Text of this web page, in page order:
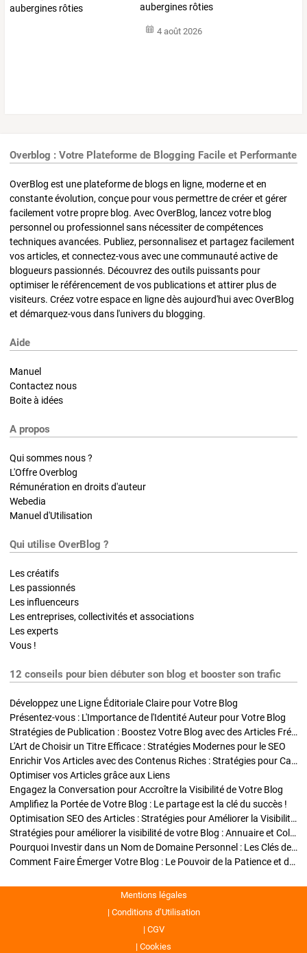
aubergines rôties
4 août 2026
Overblog : Votre Plateforme de Blogging Facile et Performante
OverBlog est une plateforme de blogs en ligne, moderne et en
constante évolution, conçue pour vous permettre de créer et gérer
facilement votre propre blog. Avec OverBlog, lancez votre blog
personnel ou professionnel sans nécessiter de compétences
techniques avancées. Publiez, personnalisez et partagez facilement
vos articles, et connectez-vous avec une communauté active de
blogueurs passionnés. Découvrez des outils puissants pour
optimiser le référencement de vos publications et attirer plus de
visiteurs. Créez votre espace en ligne dès aujourd'hui avec OverBlog
et démarquez-vous dans l'univers du blogging.
Aide
Manuel
Contactez nous
Boite à idées
A propos
Qui sommes nous ?
L'Offre Overblog
Rémunération en droits d'auteur
Webedia
Manuel d'Utilisation
Qui utilise OverBlog ?
Les créatifs
Les passionnés
Les influenceurs
Les entreprises, collectivités et associations
Les experts
Vous !
12 conseils pour bien débuter son blog et booster son trafic
Développez une Ligne Éditoriale Claire pour Votre Blog
Présentez-vous : L'Importance de l'Identité Auteur pour Votre Blog
Stratégies de Publication : Boostez Votre Blog avec des Articles Fréquents et Exclusifs
L'Art de Choisir un Titre Efficace : Stratégies Modernes pour le SEO
Enrichir Vos Articles avec des Contenus Riches : Stratégies pour Captiver et Optimiser
Optimiser vos Articles grâce aux Liens
Engagez la Conversation pour Accroître la Visibilité de Votre Blog
Amplifiez la Portée de Votre Blog : Le partage est la clé du succès !
Optimisation SEO des Articles : Stratégies pour Améliorer la Visibilité de Votre Blog
Stratégies pour améliorer la visibilité de votre Blog : Annuaire et Collaborations
Pourquoi Investir dans un Nom de Domaine Personnel : Les Clés de la Réussite de Votre Blog
Comment Faire Émerger Votre Blog : Le Pouvoir de la Patience et de la Persévérance
Mentions légales
Conditions d’Utilisation
CGV
Cookies